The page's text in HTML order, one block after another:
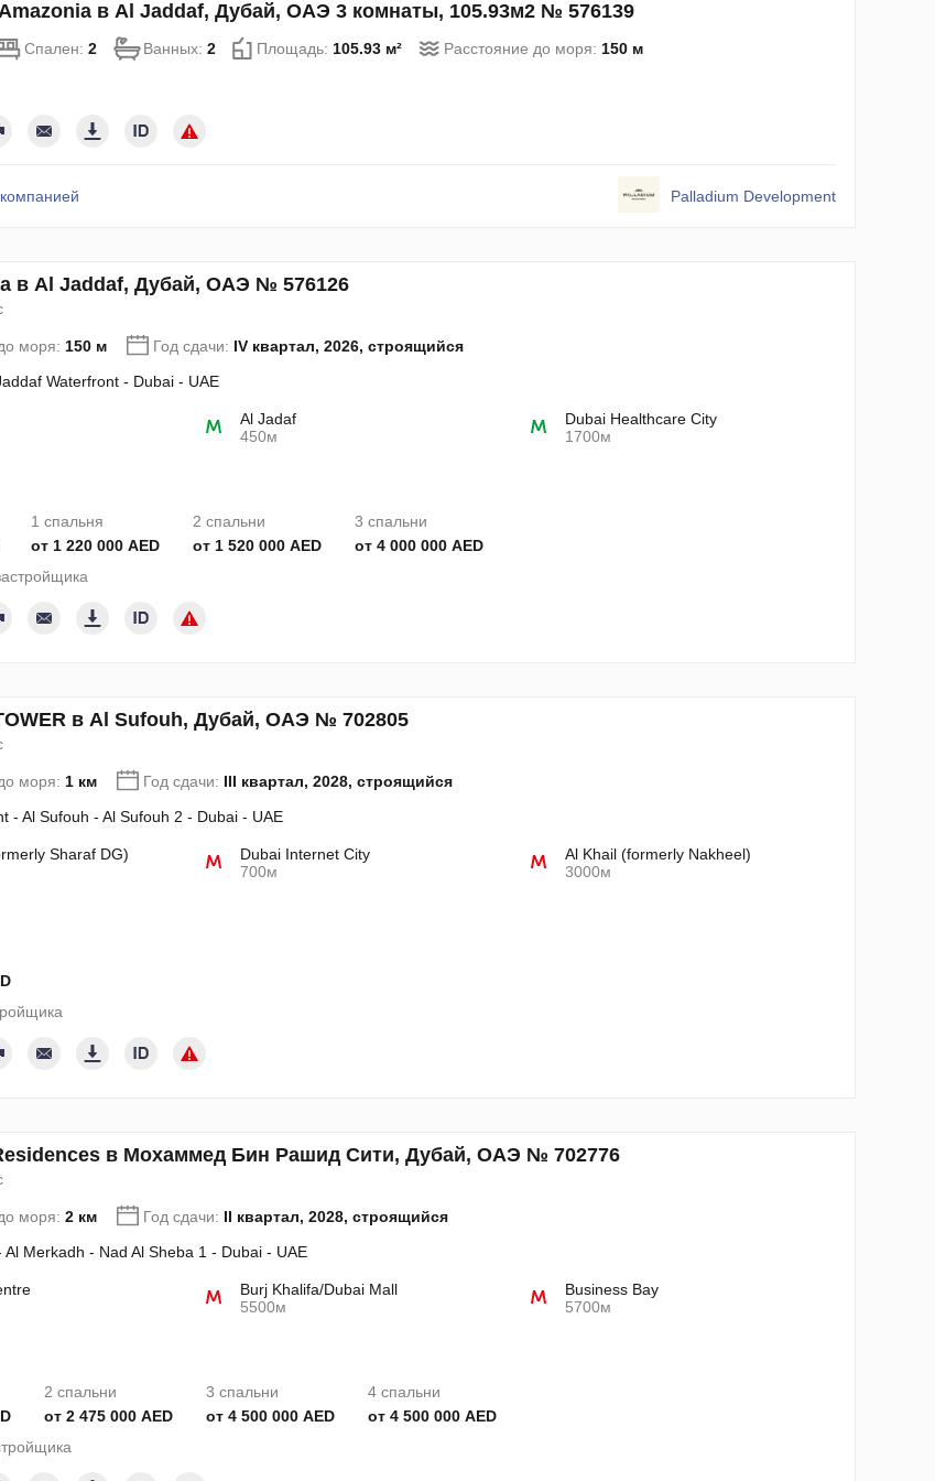
в Al Jaddaf, Дубай, ОАЭ 3 комнаты, 105.93м2 № 576139
Спален: 2 Ванных: 2 Площадь: 105.93 м² Расстояние до моря: 150 м
Palladium Development
в Al Jaddaf, Дубай, ОАЭ № 576126
моря: 150 м Год сдачи: IV квартал, 2026, строящийся
Waterfront - Dubai - UAE
Al Jadaf
450м
Dubai Healthcare City
1700м
1 спальня
от 1 220 000 AED
2 спальни
от 1 520 000 AED
3 спальни
от 4 000 000 AED
в Al Sufouh, Дубай, ОАЭ № 702805
моря: 1 км Год сдачи: III квартал, 2028, строящийся
- Al Sufouh - Al Sufouh 2 - Dubai - UAE
Sharaf DG)
Dubai Internet City
700м
Al Khail (formerly Nakheel)
3000м
в Мохаммед Бин Рашид Сити, Дубай, ОАЭ № 702776
моря: 2 км Год сдачи: II квартал, 2028, строящийся
Al Merkadh - Nad Al Sheba 1 - Dubai - UAE
Burj Khalifa/Dubai Mall
5500м
Business Bay
5700м
2 спальни
от 2 475 000 AED
3 спальни
от 4 500 000 AED
4 спальни
от 4 500 000 AED